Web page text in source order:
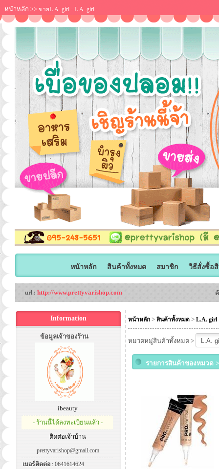
หน้าหลัก >> ขายL.A. girl - L.A. girl -
หน้าหลัก สินค้าทั้งหมด สมาชิก วิธีสั่งซื้อ
url : http://www.prettyvarishop.com
Information
ข้อมูลเจ้าของร้าน
ibeauty
- ร้านนี้ได้ลงทะเบียนแล้ว -
ติดต่อเจ้าบ้าน
prettyvarishop@gmail.com
เบอร์ติดต่อ : 0641614624
หน้าหลัก > สินค้าทั้งหมด > L.A. girl
หมวดหมู่สินค้าทั้งหมด >
รายการสินค้าของหมวด